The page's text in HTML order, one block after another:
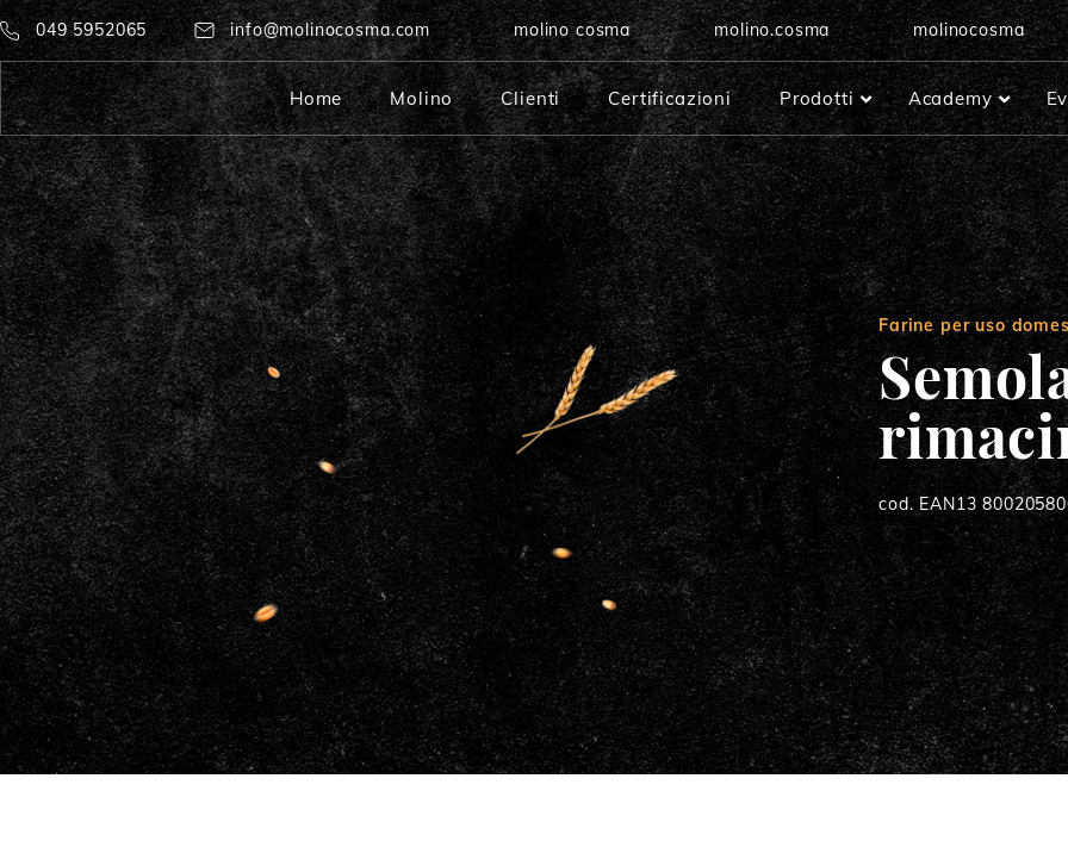
049 5952065 info@molinocosma.com molino cosma molino.cosma molinocosma
Home Molino Clienti Certificazioni Prodotti
Tipo 1
Dolci
Semola di grano duro
Pizza e Pane
Pasta e Gnocchi
Manitoba
Academy
Farine per uso
cod. EAN13